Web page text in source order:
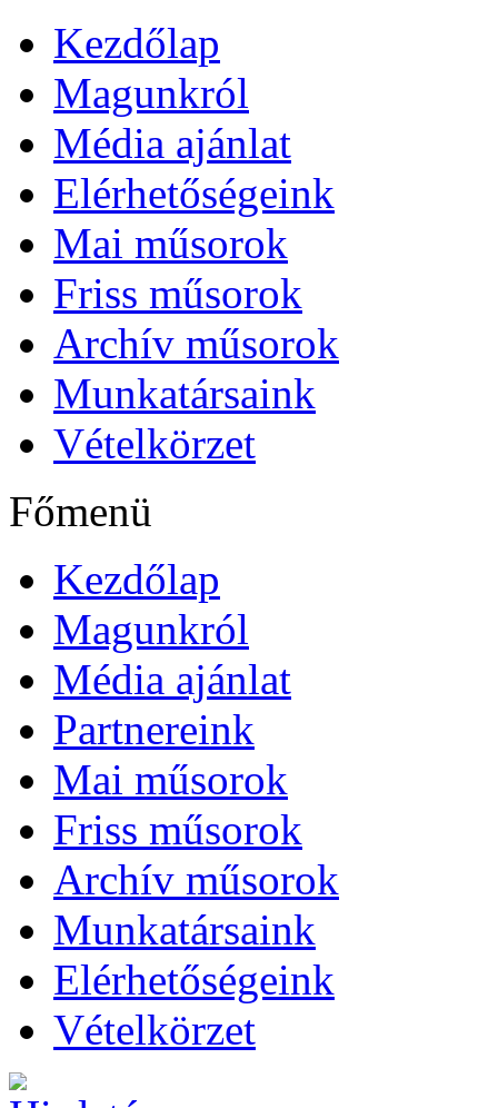
Kezdőlap
Magunkról
Média ajánlat
Elérhetőségeink
Mai műsorok
Friss műsorok
Archív műsorok
Munkatársaink
Vételkörzet
Főmenü
Kezdőlap
Magunkról
Média ajánlat
Partnereink
Mai műsorok
Friss műsorok
Archív műsorok
Munkatársaink
Elérhetőségeink
Vételkörzet